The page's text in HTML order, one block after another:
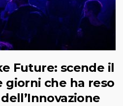
Future: scende il
giorni che ha reso